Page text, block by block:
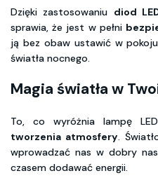
Dzięki zastosowaniu diod
sprawia, że jest w pełni
ją bez obaw ustawić w
światła nocnego.
Magia światła w
To, co wyróżnia lampę
tworzenia atmosfery.
wprowadzać nas w dobry
czasem dodawać energii.